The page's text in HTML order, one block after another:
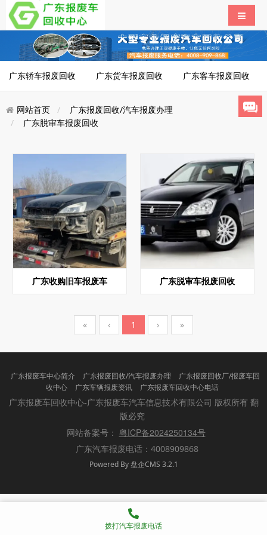
广东轿车报废回收 广东货车报废回收 广东客车报废回收
网站首页
广东报废回收/汽车报废办理
广东脱审车报废回收
广东收购旧车报废车 广东‌脱审车报废回收
« ‹ 1 › »
广东报废车中心简介 广东报废回收/汽车报废办理
广东报废回收厂/报废车回
收中心
广东车辆报废资讯 广东报废车回收中心电话
广东报废车回收中心-广东报废车汽车信息技术有限公司
版权所有 翻
版必究
网站备案号： 粤ICP备2024250134号
广东汽车报废电话：4008909868
Powered By 盘企CMS 3.2.1
盘企CMS
拨打汽车报废电话